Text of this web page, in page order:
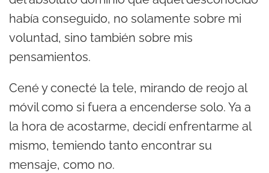
había conseguido, no solamente sobre mi
voluntad, sino también sobre mis
pensamientos.
Cené y conecté la tele, mirando de reojo al
móvil como si fuera a encenderse solo. Ya a
la hora de acostarme, decidí enfrentarme al
mismo, temiendo tanto encontrar su
mensaje, como no.